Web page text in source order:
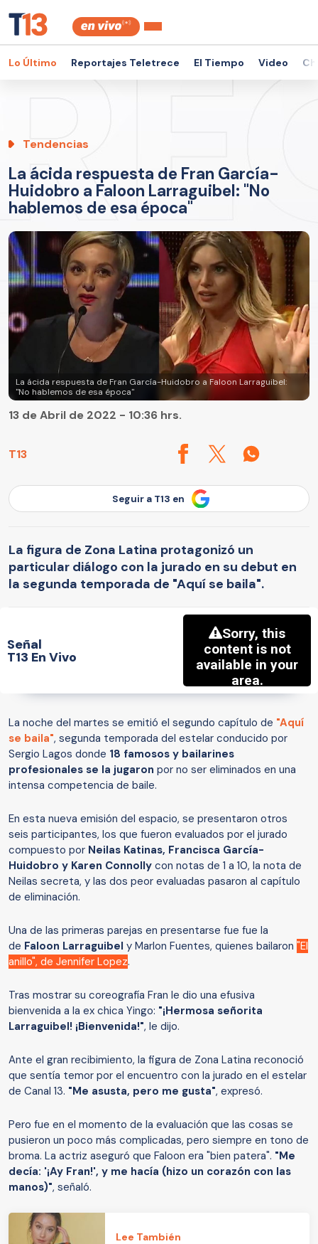
Lo Último Reportajes Teletrece El Tiempo Video
Tendencias
La ácida respuesta de Fran García-
Huidobro a Faloon Larraguibel: "No
hablemos de esa época"
La ácida respuesta de Fran García-Huidobro a Faloon Larraguibel:
"No hablemos de esa época"
T13
13 de Abril de 2022 - 10:36 hrs.
Seguir a T13 en
La figura de Zona Latina protagonizó un
particular diálogo con la jurado en su debut en
la segunda temporada de "Aquí se baila".
Señal
T13 En Vivo
La noche del martes se emitió el segundo capítulo de "Aquí
se baila", segunda temporada del estelar conducido por
Sergio Lagos donde 18 famosos y bailarines
profesionales se la jugaron por no ser eliminados en una
intensa competencia de baile.
En esta nueva emisión del espacio, se presentaron otros
seis participantes, los que fueron evaluados por el jurado
compuesto por Neilas Katinas, Francisca García-
Huidobro y Karen Connolly con notas de 1 a 10, la nota de
Neilas secreta, y las dos peor evaluadas pasaron al capítulo
de eliminación.
Una de las primeras parejas en presentarse fue fue la
de Faloon Larraguibel y Marlon Fuentes, quienes bailaron "El
anillo", de Jennifer Lopez.
Tras mostrar su coreografía Fran le dio una efusiva
bienvenida a la ex chica Yingo: "¡Hermosa señorita
Larraguibel! ¡Bienvenida!", le dijo.
Ante el gran recibimiento, la figura de Zona Latina reconoció
que sentía temor por el encuentro con la jurado en el estelar
de Canal 13. "Me asusta, pero me gusta", expresó.
Pero fue en el momento de la evaluación que las cosas se
pusieron un poco más complicadas, pero siempre en tono de
broma. La actriz aseguró que Faloon era "bien patera". "Me
decía: '¡Ay Fran!', y me hacía (hizo un corazón con las
manos)", señaló.
Lee También